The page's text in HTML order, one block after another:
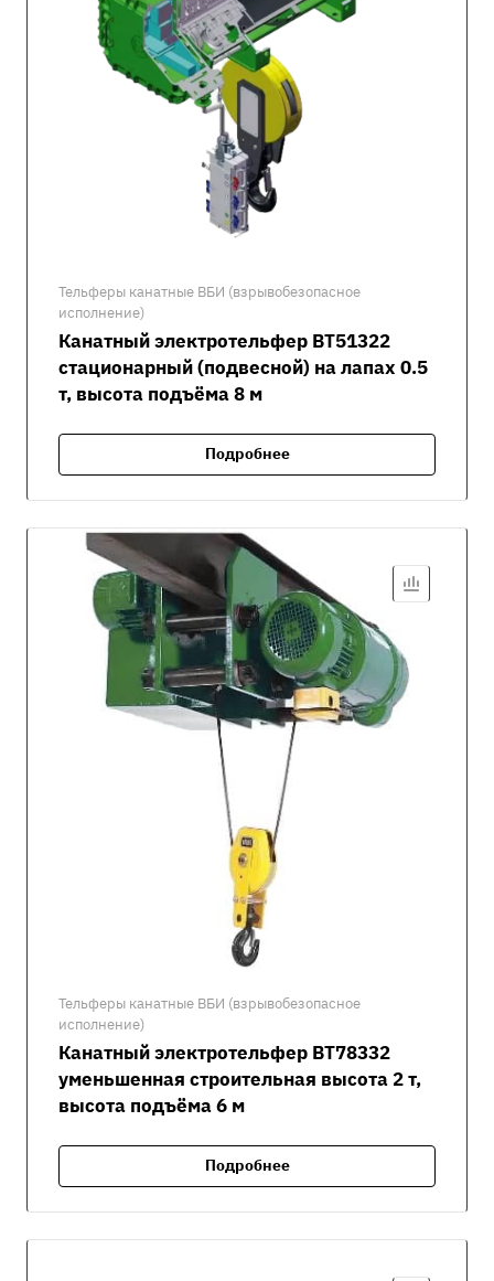
Тельферы канатные ВБИ (взрывобезопасное
исполнение)
Канатный электротельфер ВТ51322
стационарный (подвесной) на лапах 0.5
т, высота подъёма 8 м
Подробнее
Тельферы канатные ВБИ (взрывобезопасное
исполнение)
Канатный электротельфер ВТ78332
уменьшенная строительная высота 2 т,
высота подъёма 6 м
Подробнее